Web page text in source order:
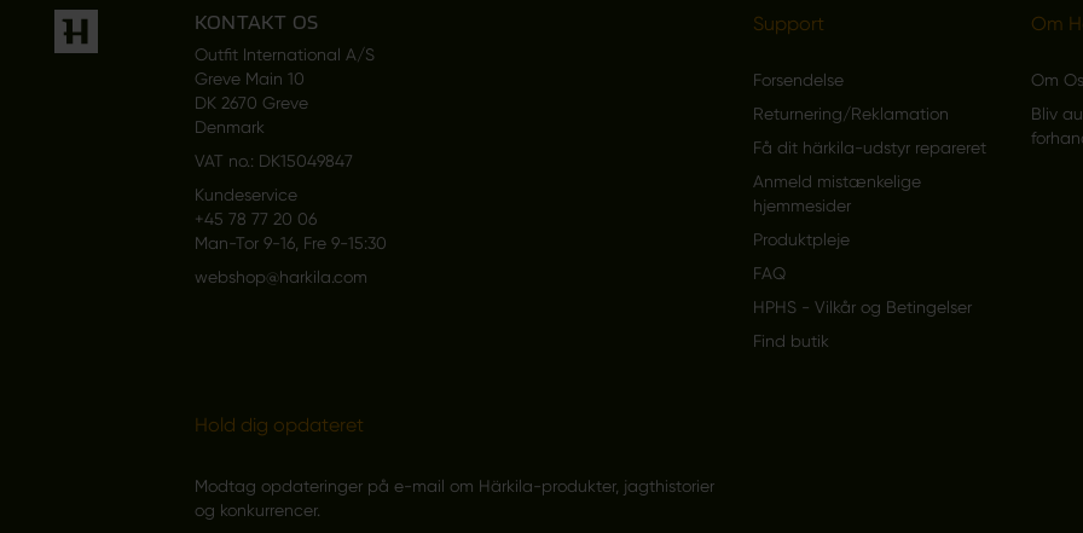
KONTAKT OS
Outfit International A/S
Greve Main 10
DK 2670 Greve
Denmark
VAT no.: DK15049847
Kundeservice
+45 78 77 20 06
Man-Tor 9-16, Fre 9-15:30
webshop@harkila.com
Support
Forsendelse
Returnering/Reklamation
Få dit härkila-udstyr repareret
Anmeld mistænkelige
hjemmesider
Produktpleje
FAQ
HPHS - Vilkår og Betingelser
Find butik
Om
Om Os
Bliv
Hold dig opdateret
Modtag opdateringer på e-mail om Härkila-produkter, jagthistorier
og konkurrencer.